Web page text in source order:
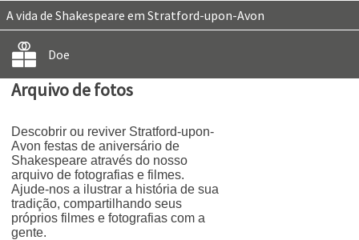
A vida de Shakespeare em Stratford-upon-Avon
Doe
Arquivo de fotos
Descobrir ou reviver Stratford-upon-
Avon festas de aniversário de
Shakespeare através do nosso
arquivo de fotografias e filmes.
Ajude-nos a ilustrar a história de sua
tradição, compartilhando seus
próprios filmes e fotografias com a
gente.